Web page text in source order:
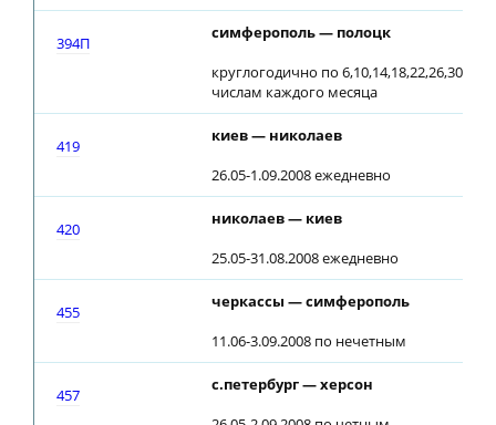
394П
симферополь — полоцк
круглогодично по 6,10,14,18,22,26,30
числам каждого месяца
419
киев — николаев
26.05-1.09.2008 ежедневно
420
николаев — киев
25.05-31.08.2008 ежедневно
455
черкассы — симферополь
11.06-3.09.2008 по нечетным
457
с.петербург — херсон